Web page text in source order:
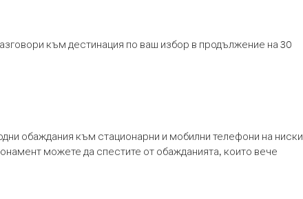
към дестинация по ваш избор в продължение на 30
обаждания към стационарни и мобилни телефони на ниски
можете да спестите от обажданията, които вече